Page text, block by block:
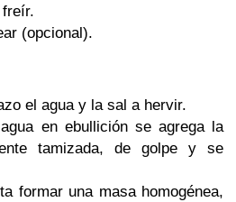
(opcional).
el agua y la sal a hervir.
en ebullición se agrega la
tamizada, de golpe y se
formar una masa homogénea,